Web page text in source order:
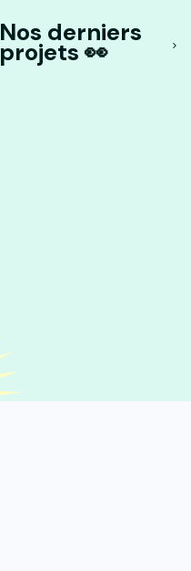
Nos derniers
projets 👀